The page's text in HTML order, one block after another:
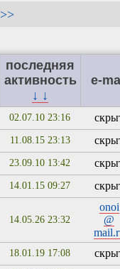
>>
последняя
активность
↓ ↓
e-
02.07.10 23:16
11.08.15 23:13
23.09.10 13:42
14.01.15 09:27
14.05.26 23:32
onoi
@
18.01.19 17:08